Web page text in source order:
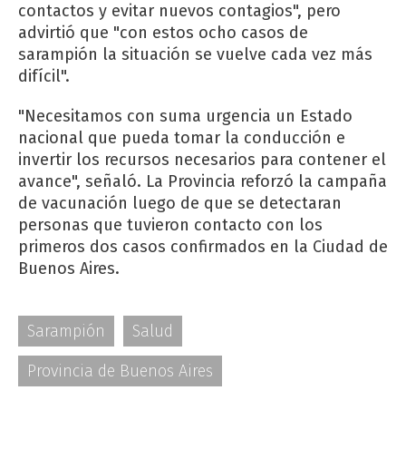
contactos y evitar nuevos contagios", pero
advirtió que "con estos ocho casos de
sarampión la situación se vuelve cada vez más
difícil".
"Necesitamos con suma urgencia un Estado
nacional que pueda tomar la conducción e
invertir los recursos necesarios para contener el
avance", señaló. La Provincia reforzó la campaña
de vacunación luego de que se detectaran
personas que tuvieron contacto con los
primeros dos casos confirmados en la Ciudad de
Buenos Aires.
Sarampión
Salud
Provincia de Buenos Aires